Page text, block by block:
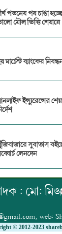
পতনের পর চাঙা
মৌল ভিত্তি শেয়ারে
মার্চেন্ট ব্যাংকের
ইন্স্যুরেন্সের
সুবাতাস
লেনদেন
: মো:
web:
© 2012-2023